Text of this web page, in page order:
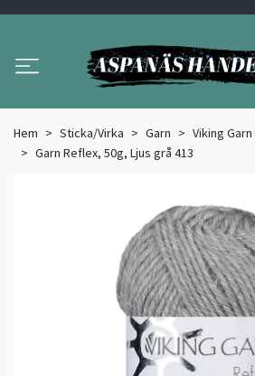
Hem Sticka/Virka Garn
Viking
Garn Reflex, 50g, Ljus grå 413